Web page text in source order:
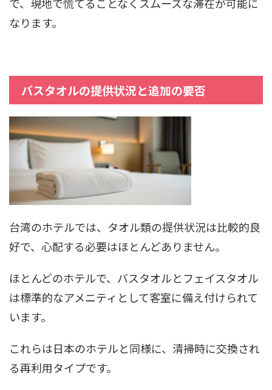
なります。
バスタオルの提供状況と追加の要否
台湾のホテルでは、タオル類の提供状況は比較的良
好で、心配する必要はほとんどありません。
ほとんどのホテルで、バスタオルとフェイスタオル
は標準的なアメニティとして客室に備え付けられて
います。
これらは日本のホテルと同様に、清掃時に交換され
る再利用タイプです。